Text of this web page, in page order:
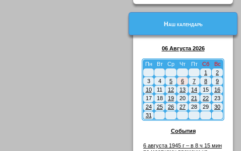
Наш календарь
06 Августа 2026
Пн Вт Ср Чт Пт Сб
Вс
1
2
3
4 5 6 7 8
9
10
11 12 13 14 15
16
17
18 19 20 21 22
23
24
25 26 27 28 29
30
31
События
6 августа 1945 г – в 8 ч 15 мин